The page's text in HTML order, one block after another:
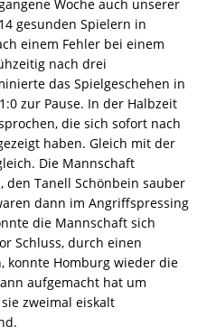
Woche auch unserer
gesunden Spielern in
einem Fehler bei einem
nach drei
das Spielgeschehen in
zur Pause. In der Halbzeit
die sich sofort nach
haben. Gleich mit der
Die Mannschaft
Tanell Schönbein sauber
dann im Angriffspressing
die Mannschaft sich
Schluss, durch einen
konnte Homburg wieder die
aufgemacht hat um
zweimal eiskalt